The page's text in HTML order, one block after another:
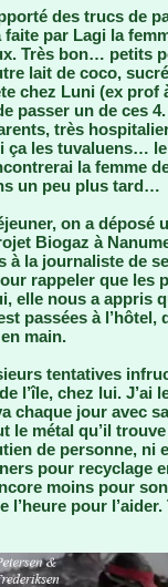
des trucs de
faite par Lagi la
Très bon… petits
lait de coco,
chez Luni (ex prof
passer un de ces
très
ça les tuvaluens…
la femme
un peu plus tard…
on a déposé
Biogaz à
à la journaliste de
rappeler que les
elle nous a appris
passées à
main.
tentatives
l’île, chez lui. J’ai
chaque jour avec
le métal qu’il
de personne, ni
pour recyclage
moins pour
l’heure pour